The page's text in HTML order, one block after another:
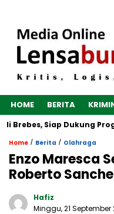
HOME BERITA
Siap Dukung
Home / Berita / Olahraga
Enzo Maresca
Roberto
Hafiz
Minggu, 21 September